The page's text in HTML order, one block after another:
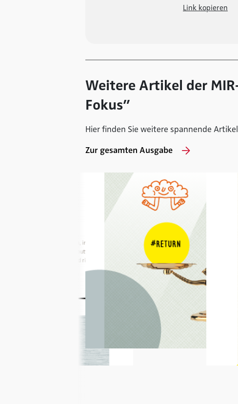
Link kopieren
Weitere Artikel der
Fokus”
Hier finden Sie weitere spannende
Zur gesamten Ausgabe